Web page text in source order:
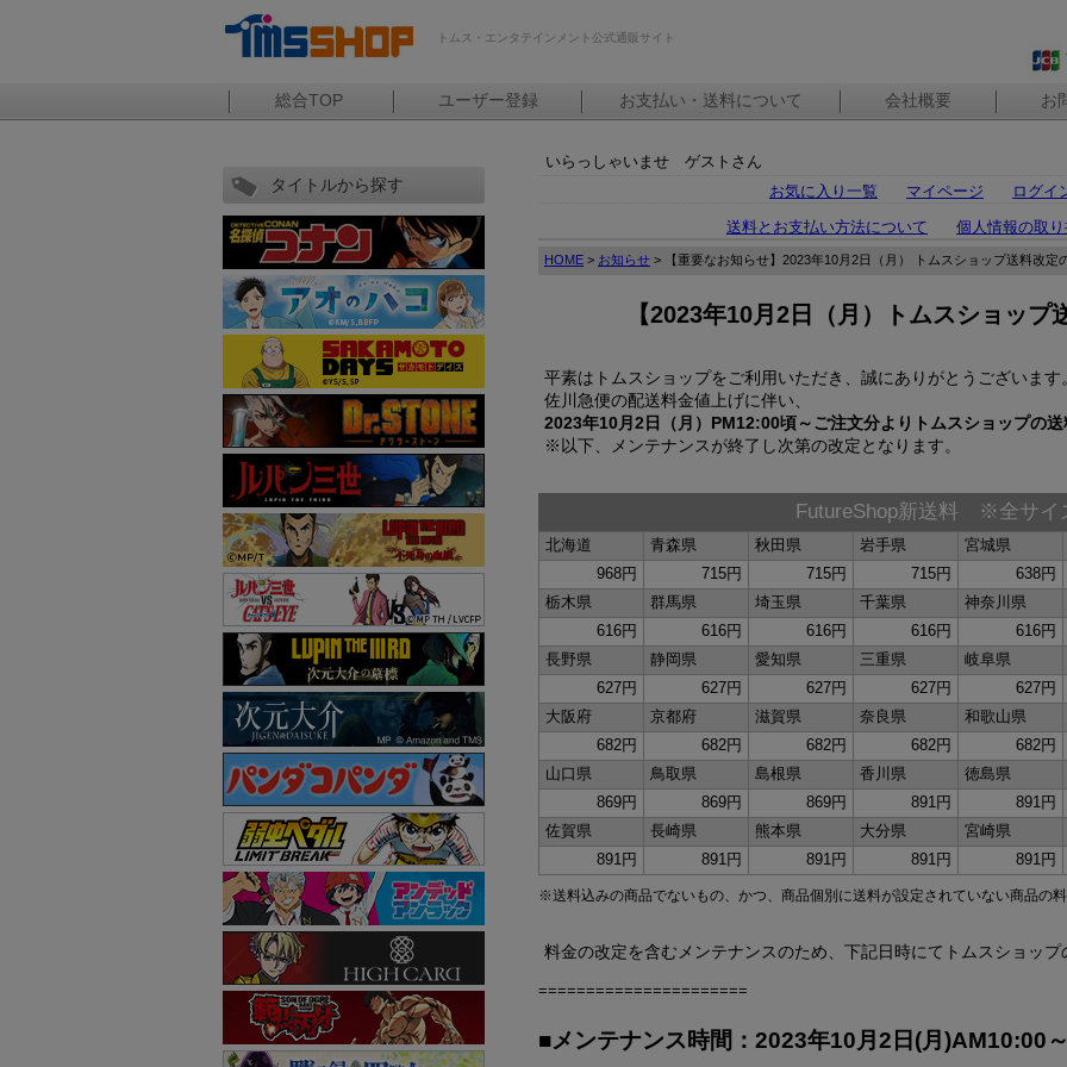
トムス・エンタテインメント公式通販サイト
総合TOP ユーザー登録 お支払い・送料について 会社概要 お
タイトルから探す
いらっしゃいませ ゲストさん
お気に入り一覧
マイページ
ログイ
送料とお支払い方法について
個人情報の取
HOME > お知らせ > 【重要なお知らせ】2023年10月2日（月） トムスショップ送料改定
【2023年10月2日（月）トムスショップ
平素はトムスショップをご利用いただき、誠にありがとうございます
佐川急便の配送料金値上げに伴い、
2023年10月2日（月）PM12:00頃～ご注文分よりトムスショップの
※以下、メンテナンスが終了し次第の改定となります。
FutureShop新送料 ※全サイ
北海道 青森県 秋田県 岩手県
宮城県
968円
715円 715円 715円
638円
栃木県
群馬県 埼玉県 千葉県
神奈川県
616円
616円 616円 616円
616円
長野県
静岡県 愛知県 三重県
岐阜県
627円
627円 627円 627円
627円
大阪府
京都府 滋賀県 奈良県
和歌山県
682円
682円 682円 682円
682円
山口県
鳥取県 島根県 香川県
徳島県
869円
869円 869円 891円
891円
佐賀県
長崎県 熊本県 大分県
宮崎県
891円
891円 891円 891円 891円
※送料込みの商品でないもの、かつ、商品個別に送料が設定されていない商品の
料金の改定を含むメンテナンスのため、下記日時にてトムスショッ
======================
■メンテナンス時間：2023年10月2日(月)AM10:00